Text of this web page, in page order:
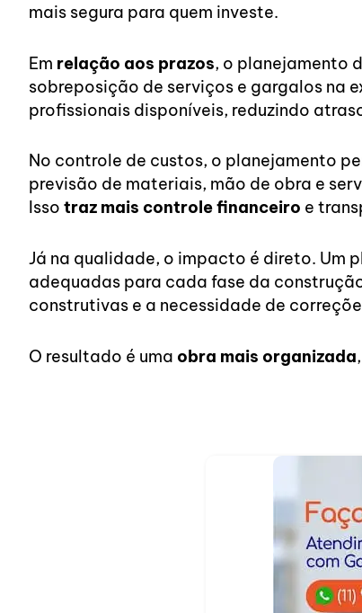
mais segura para quem investe.
Em relação aos prazos, o planejamento
sobreposição de serviços e gargalos na
profissionais disponíveis, reduzindo
No controle de custos, o planejamento
previsão de materiais, mão de obra e
Isso traz mais controle financeiro e
Já na qualidade, o impacto é direto. Um
adequadas para cada fase da
construtivas e a necessidade de
O resultado é uma obra mais organizada